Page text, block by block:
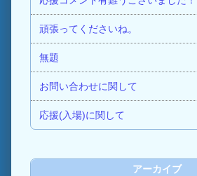
頑張ってくださいね。
無題
お問い合わせに関して
応援(入場)に関して
アーカイブ